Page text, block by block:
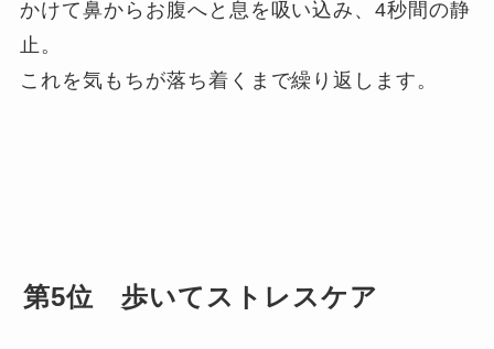
かけて鼻からお腹へと息を吸い込み、4秒間の静
止。
これを気もちが落ち着くまで繰り返します。
第5位 歩いてストレスケア